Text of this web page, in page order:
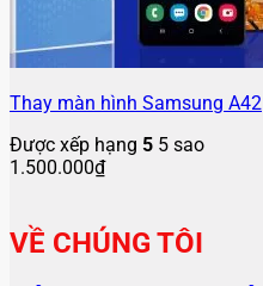
Thay màn hình Samsung A42
Được xếp hạng 5 5 sao
1.500.000₫
VỀ CHÚNG TÔI